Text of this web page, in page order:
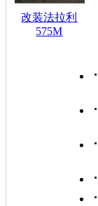
改装法拉利
575M